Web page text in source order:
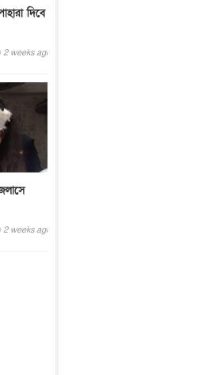
দিবে
2 weeks ago
2 weeks ago